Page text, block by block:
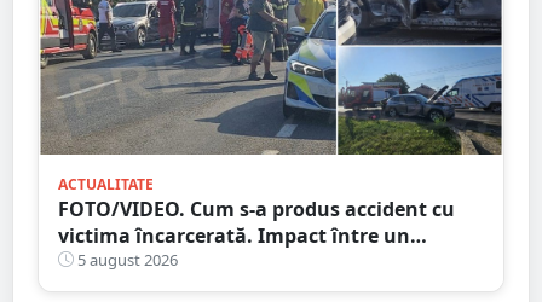
ACTUALITATE
FOTO/VIDEO. Cum s-a produs accident cu
victima încarcerată. Impact între un
camion și o mașină, pe DN19
5 august 2026